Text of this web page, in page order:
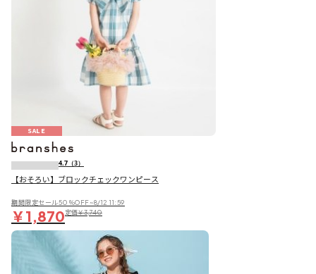
SALE
4.7 （3）
【おそろい】ブロックチェックワンピース
期間限定セール50％OFF~8/12 11:59
￥1,870定価￥3,740